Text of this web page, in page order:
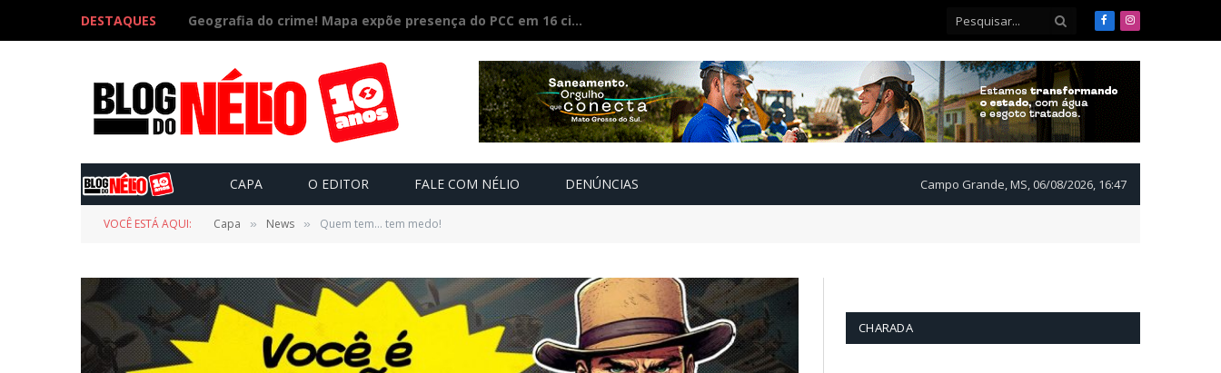
DESTAQUES Ciúmes acaba em feminicídio: jovem de 22 anos é morta a facão pelo companheiro FacebookInstagram
CAPA O EDITOR FALE COM NÉLIO DENÚNCIAS Campo Grande, MS, 06/08/2026, 16:47
VOCÊ ESTÁ AQUI: Capa » News » Quem tem… tem medo!
CHARADA